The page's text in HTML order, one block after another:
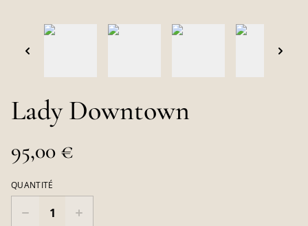
Lady Downtown
95,00 €
QUANTITÉ